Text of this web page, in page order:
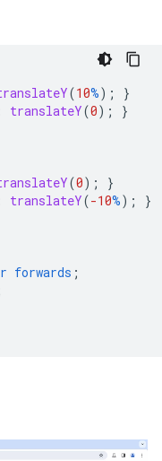
(10%);
}
translateY(0);
}
(0);
}
translateY(-10%);
}
forwards ;